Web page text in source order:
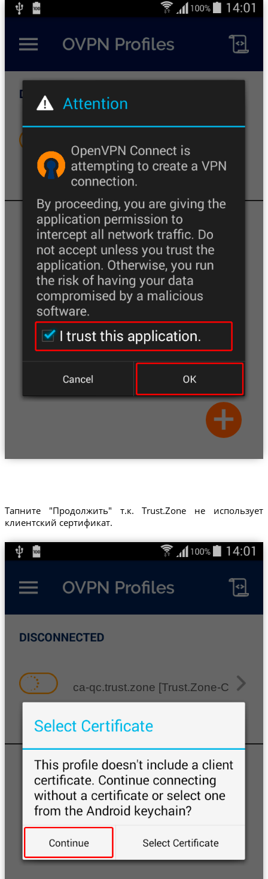
Тапните "Продолжить" т.к. Trust.Zone не использует
клиентский сертификат.
ca-qc.trust.zone [Trust.Zone-